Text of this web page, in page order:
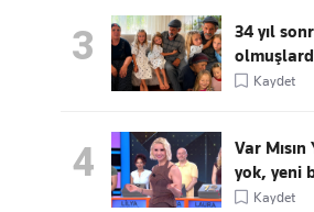
3
34 yıl
Kaydet
4
Var
yok, yeni
Kaydet